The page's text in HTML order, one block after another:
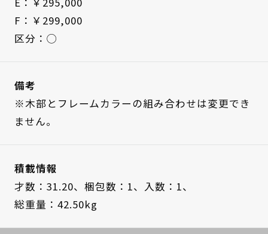
F：￥299,000
区分：◯
備考
※木部とフレームカラーの組み合わせは変更でき
ません。
積載情報
才数：31.20、 梱包数：1、 入数：1、
総重量：42.50kg